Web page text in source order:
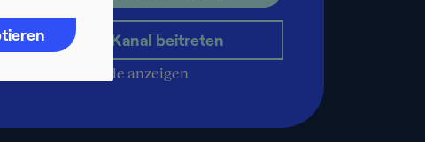
WhatsApp-Kanal beitreten
QR-Code anzeigen